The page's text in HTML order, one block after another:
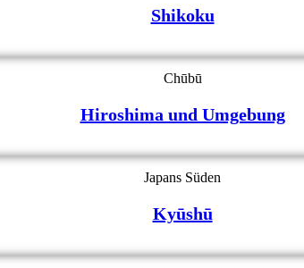
Shikoku
Chūbū
Hiroshima und Umgebung
Japans Süden
Kyūshū